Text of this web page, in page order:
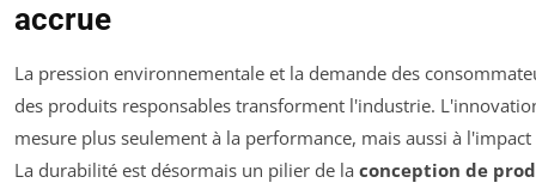
accrue
La pression environnementale et la demande des
des produits responsables transforment l'industrie.
mesure plus seulement à la performance, mais aussi à
La durabilité est désormais un pilier de la conception de